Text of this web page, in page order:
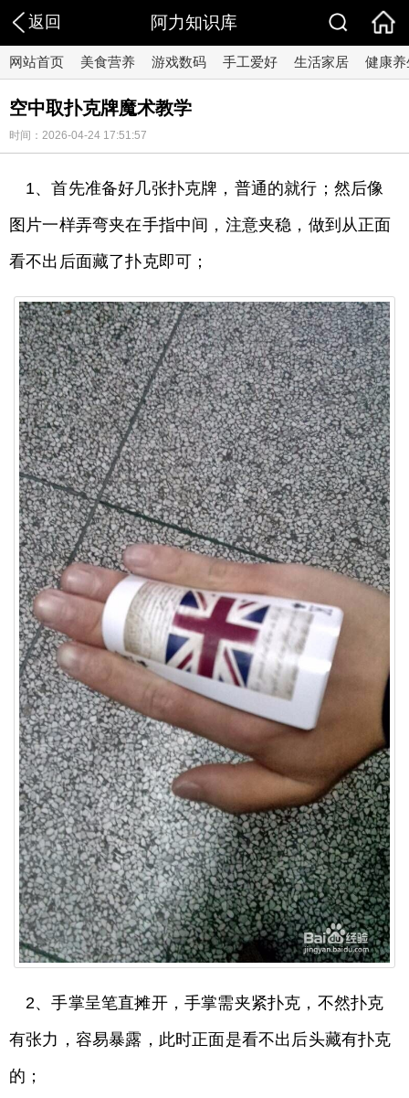
返回 阿力知识库
网站首页 美食营养 游戏数码 手工爱好 生活家居 健康养
空中取扑克牌魔术教学
时间：2026-04-24 17:51:57
1、首先准备好几张扑克牌，普通的就行；然后像
图片一样弄弯夹在手指中间，注意夹稳，做到从正面
看不出后面藏了扑克即可；
2、手掌呈笔直摊开，手掌需夹紧扑克，不然扑克
有张力，容易暴露，此时正面是看不出后头藏有扑克
的；